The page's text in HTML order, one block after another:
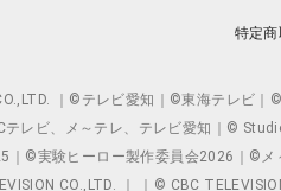
特定
｜©テレビ愛知｜©東海テレビ
レビ、メ～テレ、テレビ愛知｜©
©実験ヒーロー製作委員会2026｜©メ
CO.,LTD. ｜ ｜© CBC